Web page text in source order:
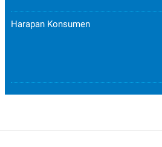
Harapan Konsumen